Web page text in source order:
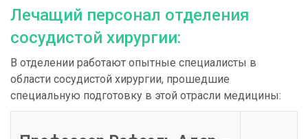
Лечащий персонал отделения
сосудистой хирургии:
В отделении работают опытные специалисты в
области сосудистой хирургии, прошедшие
специальную подготовку в этой отрасли медицины: